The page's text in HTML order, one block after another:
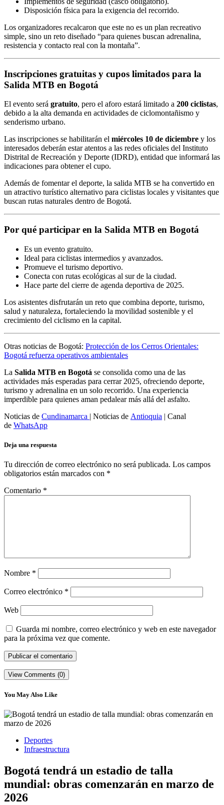
Disposición física para la exigencia del recorrido.
Los organizadores recalcaron que este no es un plan recreativo
simple, sino un reto diseñado “para quienes buscan adrenalina,
resistencia y contacto real con la montaña”.
Inscripciones gratuitas y cupos limitados para la
Salida MTB en Bogotá
El evento será gratuito, pero el aforo estará limitado a 200 ciclistas,
debido a la alta demanda en actividades de ciclomontañismo y
senderismo urbano.
Las inscripciones se habilitarán el miércoles 10 de diciembre y los
interesados deberán estar atentos a las redes oficiales del Instituto
Distrital de Recreación y Deporte (IDRD), entidad que informará las
indicaciones para obtener el cupo.
Además de fomentar el deporte, la salida MTB se ha convertido en
un atractivo turístico alternativo para ciclistas locales y visitantes que
buscan rutas naturales dentro de Bogotá.
Por qué participar en la Salida MTB en Bogotá
Es un evento gratuito.
Ideal para ciclistas intermedios y avanzados.
Promueve el turismo deportivo.
Conecta con rutas ecológicas al sur de la ciudad.
Hace parte del cierre de agenda deportiva de 2025.
Los asistentes disfrutarán un reto que combina deporte, turismo,
salud y naturaleza, fortaleciendo la movilidad sostenible y el
crecimiento del ciclismo en la capital.
Otras noticias de Bogotá: Protección de los Cerros Orientales:
Bogotá refuerza operativos ambientales
La Salida MTB en Bogotá se consolida como una de las
actividades más esperadas para cerrar 2025, ofreciendo deporte,
turismo y adrenalina en un solo recorrido. Una experiencia
imperdible para quienes aman pedalear más allá del asfalto.
Noticias de Cundinamarca | Noticias de Antioquia | Canal
de WhatsApp
Deja una respuesta
Tu dirección de correo electrónico no será publicada. Los campos
obligatorios están marcados con *
Comentario *
Nombre *
Correo electrónico *
Web
Guarda mi nombre, correo electrónico y web en este navegador
para la próxima vez que comente.
View Comments (0)
You May Also Like
Deportes
Infraestructura
Bogotá tendrá un estadio de talla
mundial: obras comenzarán en marzo de
2026